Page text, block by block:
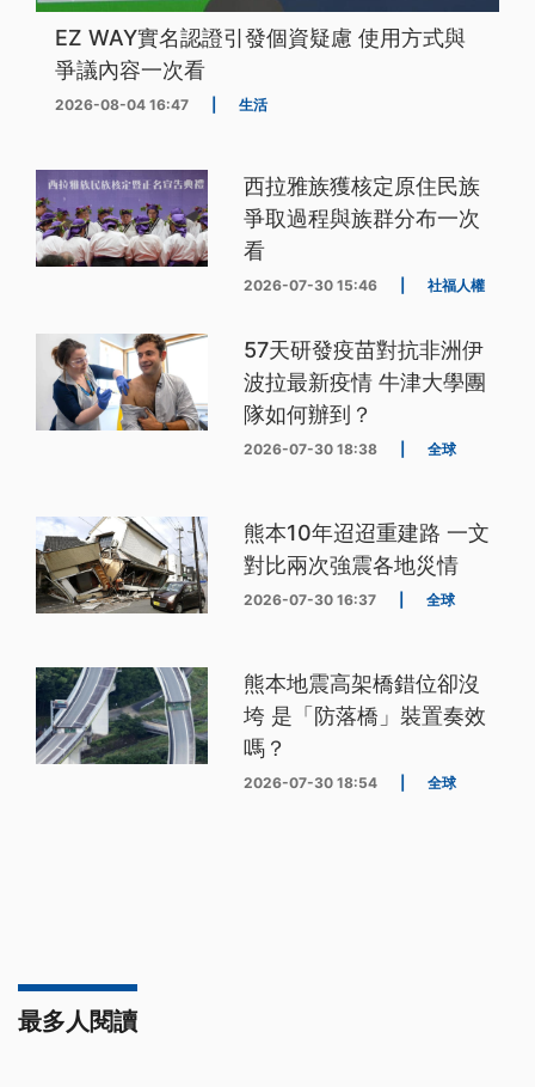
EZ WAY實名認證引發個資疑慮 使用方式與
爭議內容一次看
2026-08-04 16:47 生活
西拉雅族獲核定原住民族
爭取過程與族群分布一次
看
2026-07-30 15:46 社福人權
57天研發疫苗對抗非洲伊
波拉最新疫情 牛津大學團
隊如何辦到？
2026-07-30 18:38 全球
熊本10年迢迢重建路 一文
對比兩次強震各地災情
2026-07-30 16:37 全球
熊本地震高架橋錯位卻沒
垮 是「防落橋」裝置奏效
嗎？
2026-07-30 18:54 全球
最多人閱讀